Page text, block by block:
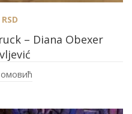
– Diana Obexer